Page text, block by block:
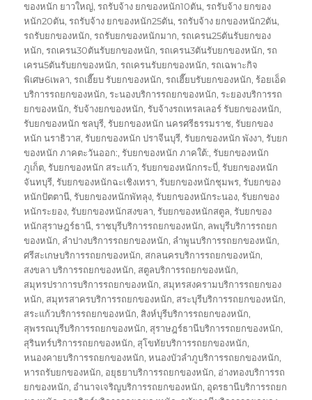
ของหนัก ยาวใหญ่,รถรับจ้าง ยกของหนัก10ตัน,รถรับจ้าง ยกของ
หนัก20ตัน,รถรับจ้าง ยกของหนัก25ตัน,รถรับจ้าง ยกของหนัก2ตัน,
รถรับยกของหนัก,รถรับยกของหนักมาก,รถเครน25ตันรับยกของ
หนัก,รถเครน30ตันรับยกของหนัก,รถเครน3ตันรับยกของหนัก,รถ
เครน5ตันรับยกของหนัก,รถเครนรับยกของหนัก,รถเฉพาะกิจ
พิเศษ6เพลา,รถเฮี๊ยบ รับยกของหนัก,รถเฮี๊ยบรับยกของหนัก,ร้อยเอ็ด
บริการรถยกของหนัก,ระนองบริการรถยกของหนัก,ระยองบริการรถ
ยกของหนัก,รับจ้างยกของหนัก,รับจ้างรถเทรลเลอร์ รับยกของหนัก,
รับยกของหนัก ชลบุรี,รับยกของหนัก นครศรีธรรมราช,รับยกของ
หนัก นราธิวาส,รับยกของหนัก ปราจีนบุรี,รับยกของหนัก พังงา,รับยก
ของหนัก ภาคตะวันออก:,รับยกของหนัก ภาคใต้:,รับยกของหนัก
ภูเก็ต,รับยกของหนัก สระแก้ว,รับยกของหนักกระบี่,รับยกของหนัก
จันทบุรี,รับยกของหนักฉะเชิงเทรา,รับยกของหนักชุมพร,รับยกของ
หนักปัตตานี,รับยกของหนักพัทลุง,รับยกของหนักระนอง,รับยกของ
หนักระยอง,รับยกของหนักสงขลา,รับยกของหนักสตูล,รับยกของ
หนักสุราษฎร์ธานี,ราชบุรีบริการรถยกของหนัก, ลพบุรีบริการรถยก
ของหนัก, ลำปางบริการรถยกของหนัก, ลำพูนบริการรถยกของหนัก,
ศรีสะเกษบริการรถยกของหนัก, สกลนครบริการรถยกของหนัก,
สงขลา บริการรถยกของหนัก, สตูลบริการรถยกของหนัก,
สมุทรปราการบริการรถยกของหนัก, สมุทรสงครามบริการรถยกของ
หนัก, สมุทรสาครบริการรถยกของหนัก, สระบุรีบริการรถยกของหนัก,
สระแก้วบริการรถยกของหนัก, สิงห์บุรีบริการรถยกของหนัก,
สุพรรณบุรีบริการรถยกของหนัก, สุราษฎร์ธานีบริการรถยกของหนัก,
สุรินทร์บริการรถยกของหนัก, สุโขทัยบริการรถยกของหนัก,
หนองคายบริการรถยกของหนัก,หนองบัวลำภูบริการรถยกของหนัก,
หารถรับยกของหนัก, อยุธยาบริการรถยกของหนัก, อ่างทองบริการรถ
ยกของหนัก, อำนาจเจริญบริการรถยกของหนัก, อุดรธานีบริการรถยก